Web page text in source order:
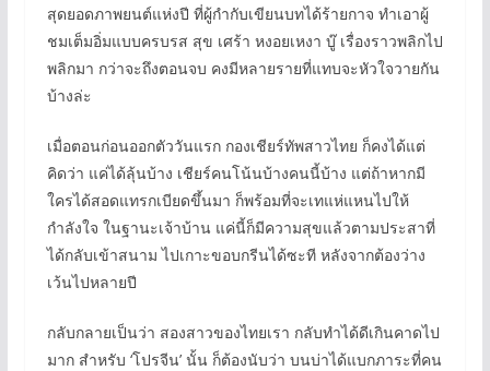
สุดยอดภาพยนต์แห่งปี ที่ผู้กำกับเขียนบทได้ร้ายกาจ ทำเอาผู้
ชมเต็มอิ่มแบบครบรส สุข เศร้า หงอยเหงา บู๊ เรื่องราวพลิกไป
พลิกมา กว่าจะถึงตอนจบ คงมีหลายรายที่แทบจะหัวใจวายกัน
บ้างล่ะ
เมื่อตอนก่อนออกตัววันแรก กองเชียร์ทัพสาวไทย ก็คงได้แต่
คิดว่า แค่ได้ลุ้นบ้าง เชียร์คนโน้นบ้างคนนี้บ้าง แต่ถ้าหากมี
ใครได้สอดแทรกเบียดขึ้นมา ก็พร้อมที่จะเทแห่แหนไปให้
กำลังใจ ในฐานะเจ้าบ้าน แค่นี้ก็มีความสุขแล้วตามประสาที่
ได้กลับเข้าสนาม ไปเกาะขอบกรีนได้ซะที หลังจากต้องว่าง
เว้นไปหลายปี
กลับกลายเป็นว่า สองสาวของไทยเรา กลับทำได้ดีเกินคาดไป
มาก สำหรับ ‘โปรจีน’ นั้น ก็ต้องนับว่า บนบ่าได้แบกภาระที่คน